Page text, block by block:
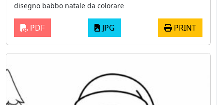
disegno babbo natale da colorare
PDF JPG PRINT